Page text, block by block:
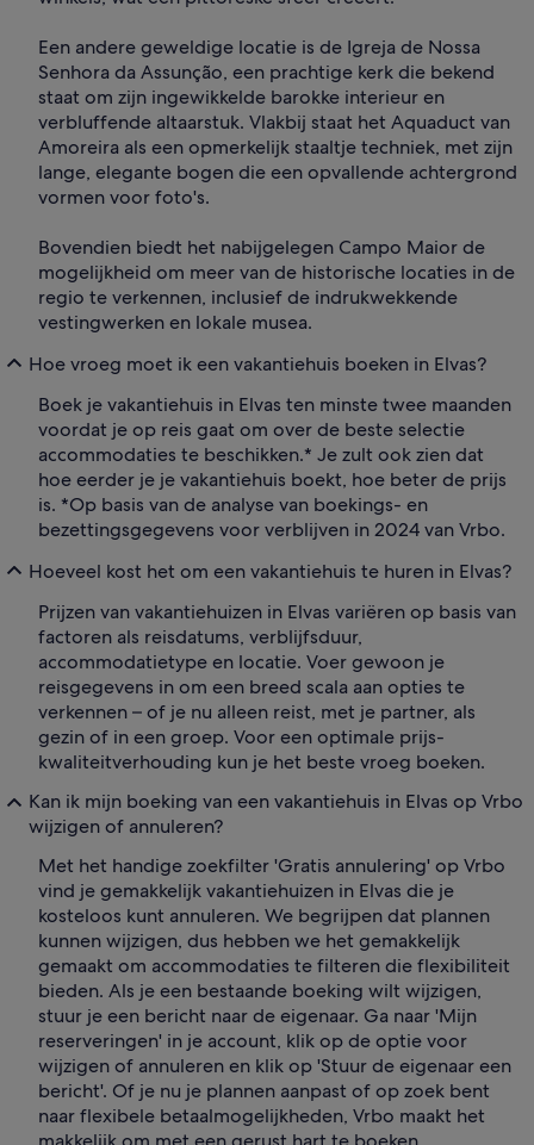
Een andere geweldige locatie is de Igreja de Nossa
Senhora da Assunção, een prachtige kerk die bekend
staat om zijn ingewikkelde barokke interieur en
verbluffende altaarstuk. Vlakbij staat het Aquaduct van
Amoreira als een opmerkelijk staaltje techniek, met zijn
lange, elegante bogen die een opvallende achtergrond
vormen voor foto's.
Bovendien biedt het nabijgelegen Campo Maior de
mogelijkheid om meer van de historische locaties in de
regio te verkennen, inclusief de indrukwekkende
vestingwerken en lokale musea.
Hoe vroeg moet ik een vakantiehuis boeken in Elvas?
Boek je vakantiehuis in Elvas ten minste twee maanden
voordat je op reis gaat om over de beste selectie
accommodaties te beschikken.* Je zult ook zien dat
hoe eerder je je vakantiehuis boekt, hoe beter de prijs
is. *Op basis van de analyse van boekings- en
bezettingsgegevens voor verblijven in 2024 van Vrbo.
Hoeveel kost het om een vakantiehuis te huren in Elvas?
Prijzen van vakantiehuizen in Elvas variëren op basis van
factoren als reisdatums, verblijfsduur,
accommodatietype en locatie. Voer gewoon je
reisgegevens in om een breed scala aan opties te
verkennen – of je nu alleen reist, met je partner, als
gezin of in een groep. Voor een optimale prijs-
kwaliteitverhouding kun je het beste vroeg boeken.
Kan ik mijn boeking van een vakantiehuis in Elvas op Vrbo
wijzigen of annuleren?
Met het handige zoekfilter 'Gratis annulering' op Vrbo
vind je gemakkelijk vakantiehuizen in Elvas die je
kosteloos kunt annuleren. We begrijpen dat plannen
kunnen wijzigen, dus hebben we het gemakkelijk
gemaakt om accommodaties te filteren die flexibiliteit
bieden. Als je een bestaande boeking wilt wijzigen,
stuur je een bericht naar de eigenaar. Ga naar 'Mijn
reserveringen' in je account, klik op de optie voor
wijzigen of annuleren en klik op 'Stuur de eigenaar een
bericht'. Of je nu je plannen aanpast of op zoek bent
naar flexibele betaalmogelijkheden, Vrbo maakt het